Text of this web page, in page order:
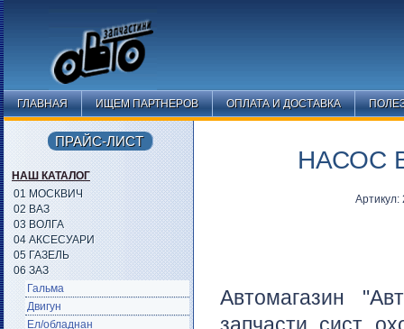
ГЛАВНАЯ ИЩЕМ ПАРТНЕРОВ ОПЛАТА И ДОСТАВКА
НАСОС
Автомагазин
ПРАЙС-ЛИСТ
НАШ КАТАЛОГ
01 МОСКВИЧ
02 ВАЗ
03 ВОЛГА
04 АКСЕСУАРИ
05 ГАЗЕЛЬ
06 ЗАЗ
Гальма
Двигун
Ел/обладнан